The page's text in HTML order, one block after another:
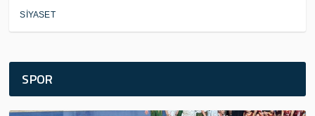
SİYASET
SPOR